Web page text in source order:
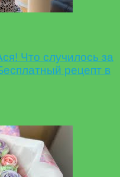
Что случилось за
рецепт в